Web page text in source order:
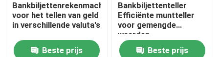
Bankbiljettenrekenmachine
voor het tellen van geld
in verschillende valuta's
Beste prijs
Bankbiljettenteller
Efficiënte muntteller
voor gemengde
waarden
Beste prijs